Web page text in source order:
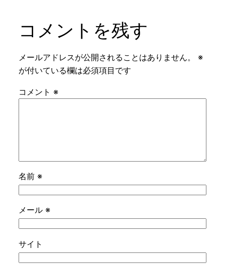
コメントを残す
メールアドレスが公開されることはありません。
※
が付いている欄は必須項目です
コメント ※
名前 ※
メール ※
サイト